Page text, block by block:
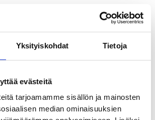
Yksityiskohdat Tietoja
evästeitä
tarjoamamme sisällön ja mainosten
median ominaisuuksien
Reply
sisään